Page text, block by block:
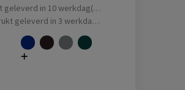
in 10 werkdag(en)
geleverd in 3 werkdag(en)